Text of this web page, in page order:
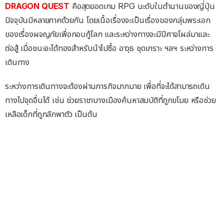
DRAGON QUEST คือสุดยอดเกม RPG นะดับในตำนานของญี่ปุ่น
ปัจจุบันมีหลายภาคด้วยกัน โดยเนื้อเรื่องจะเป็นเรื่องของกลุ่มพระเอก
ของเรื่องผจญภัยเพื่อกอบกู้โลก และระหว่างทางจะมีปีศาจโผล่มาและ
ต่อสู้ เมื่อชนะจะได้ทองสำหรับนำไปซื้อ อาวุธ ชุดเกราะ ฯลฯ ระหว่างการ
เดินทาง
ระหว่างการเดินทางจะต้องผ่านภารกิจมากมาย เพื่อที่จะได้สามารถเดิน
ทางไปจุดอื่นได้ เช่น ช่วยราชาบางเมืองค้นหาสมบัติที่ถูกขโมย หรือช่วย
เหลือเด็กที่ถูกลักพาตัว เป็นต้น